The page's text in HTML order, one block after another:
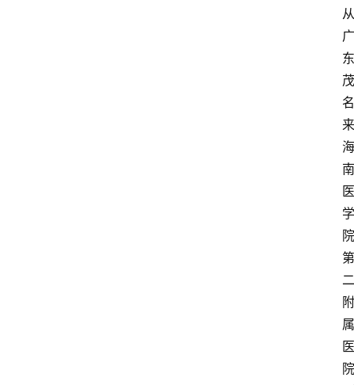
从
广
东
茂
名
来
海
南
医
学
院
第
二
附
属
医
院